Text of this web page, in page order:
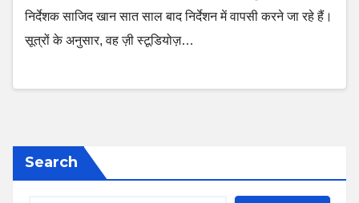
निर्देशक साजिद खान सात साल बाद निर्देशन में वापसी करने जा रहे हैं।
सूत्रों के अनुसार, वह ज़ी स्टूडियोज़…
Search